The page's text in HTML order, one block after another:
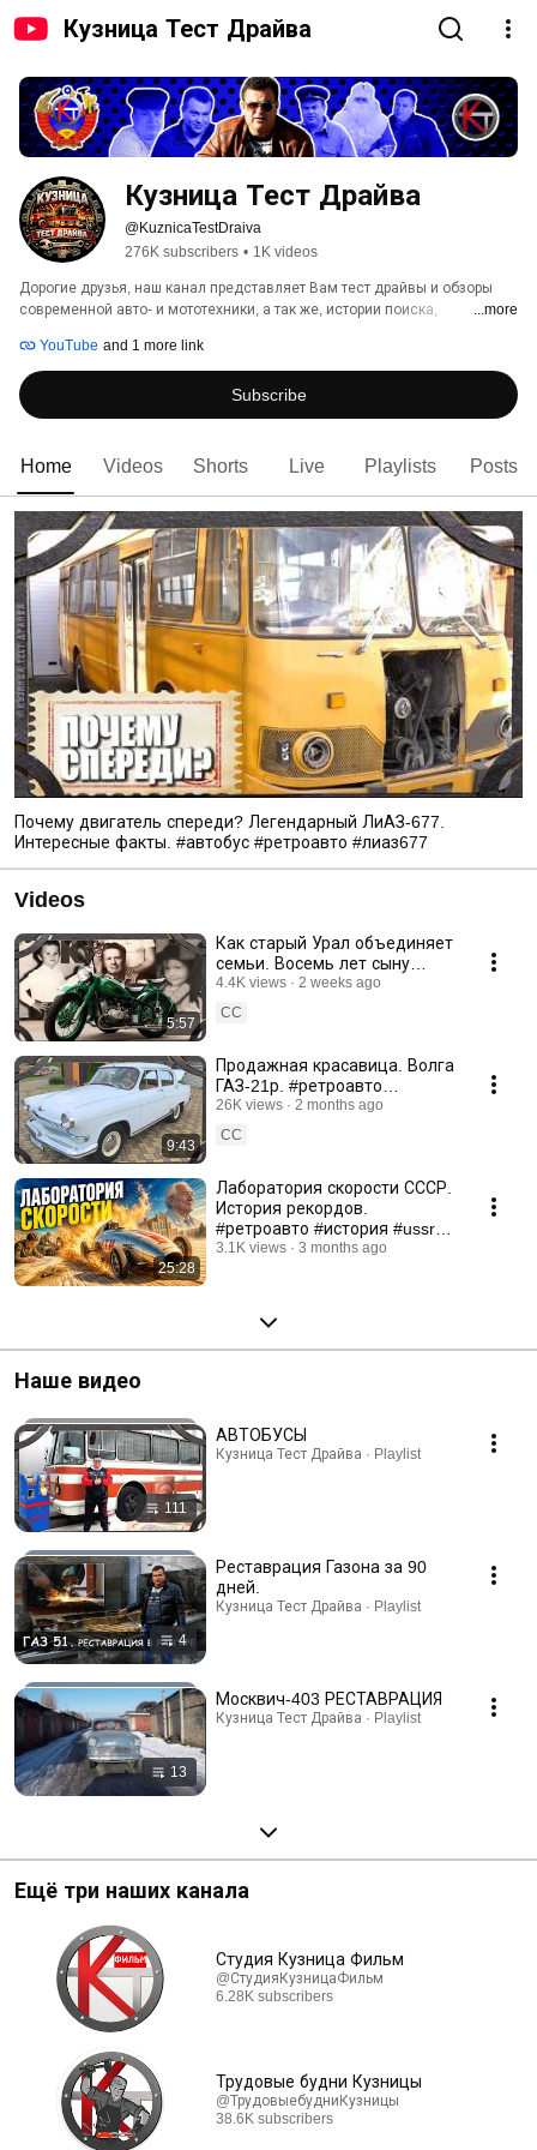
Кузница Тест Драйва
Кузница Тест Драйва
@KuznicaTestDraiva
276K subscribers • 1K videos
Дорогие друзья, наш канал представляет Вам тест драйвы и обзоры
современной авто- и мототехники, а так же, истории поиска,
...more
YouTube and 1 more link
Subscribe
Home Videos Shorts Live Playlists Posts
Почему двигатель спереди? Легендарный ЛиАЗ-677.
Интересные факты. #автобус #ретроавто #лиаз677
Videos
5:57
Как старый Урал объединяет
семьи. Восемь лет сыну
Диме. #деньрождения #сын
#moto #урал #история
4.4K views
2 weeks ago
CC
9:43
Продажная красавица. Волга
ГАЗ-21р. #ретроавто
#automobile
#реставрацияавтомобиля
#волга #газ21
26K views
2 months ago
CC
25:28
Лаборатория скорости СССР.
История рекордов.
#ретроавто #история #ussr
#ссср #проавтомобили #tram
3.1K views 3 months ago
Наше видео
111
АВТОБУСЫ
Кузница Тест Драйва · Playlist
4
Реставрация Газона за 90
дней.
Кузница Тест Драйва · Playlist
13
Москвич-403 РЕСТАВРАЦИЯ
Кузница Тест Драйва · Playlist
Ещё три наших канала
Студия Кузница Фильм
@СтудияКузницаФильм
6.28K subscribers
Трудовые будни Кузницы
@ТрудовыебудниКузницы
38.6K subscribers